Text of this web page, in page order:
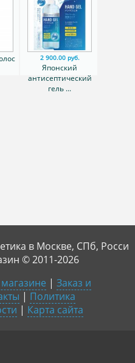
2 900.00 руб.
Японский
антисептический
гель ...
в Москве, СПб, Росси
© 2011-2026
| Заказ и
| Политика
| Карта сайта